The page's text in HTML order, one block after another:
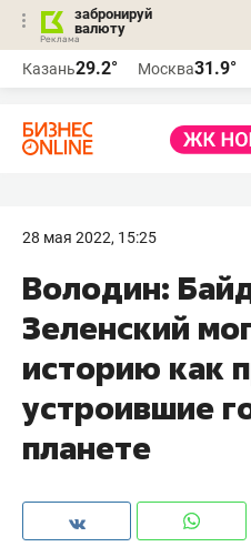
забронируй
валюту
Казань29.2° Москва31.9°
28 мая 2022, 15:25
Володин:
Зеленский
историю как
устроившие
планете